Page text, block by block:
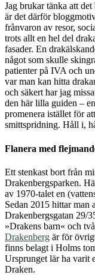
Jag brukar tänka att
är det därför
frånvaron av resor,
trots allt en hel del
fasader. En
något som skulle
patienter på IVA och
var man kan hitta
och säkert har jag
den här lilla guiden –
promenera istället för
smittspridning. Håll i,
Flanera med
Ett stenkast bort från
Drakenbergsparken.
av 1970-talet en
Sedan 2015 hittar man
Drakenbergsgatan 29/
»Drakens barn« och
Drakenberg är för
finns belagt i Holms
Ursprunget lär ha varit
Draken.